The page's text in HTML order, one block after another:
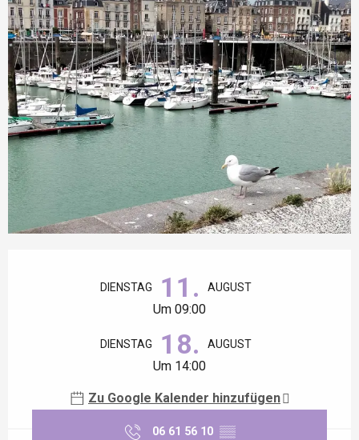
DIENSTAG 11. AUGUST
Um 09:00
DIENSTAG 18. AUGUST
Um 14:00
Zu Google Kalender hinzufügen
06 61 56 10 ▒▒